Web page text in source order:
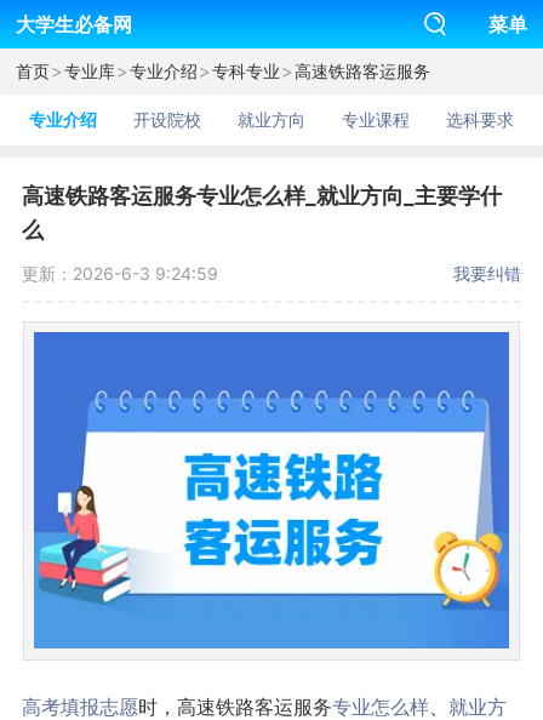
大学生必备网 菜单
首页>专业库>专业介绍>专科专业>高速铁路客运服务
专业介绍 开设院校 就业方向 专业课程 选科要求
高速铁路客运服务专业怎么样_就业方向_主要学什
么
更新：2026-6-3 9:24:59 我要纠错
高考填报志愿时，高速铁路客运服务专业怎么样、 就业方